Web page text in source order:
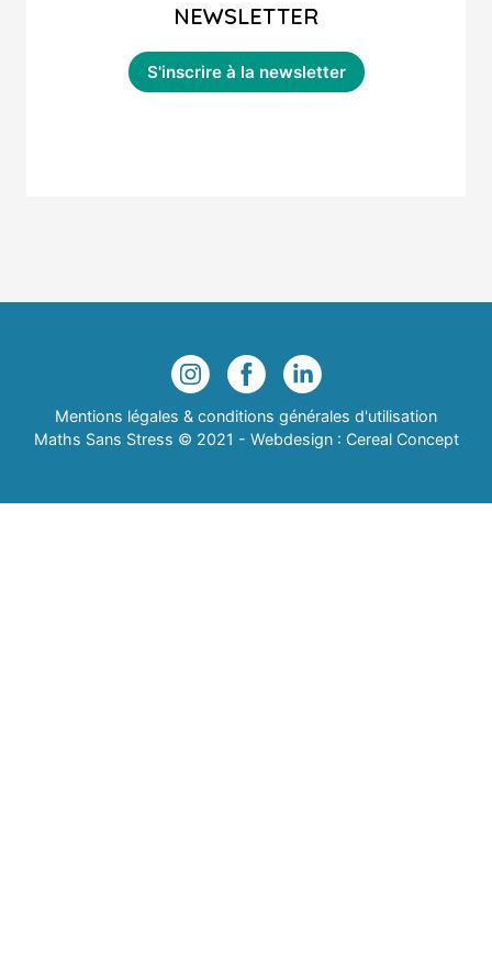
NEWSLETTER
Mentions légales & conditions générales d'utilisation
Maths Sans Stress © 2021 - Webdesign : Cereal Concept